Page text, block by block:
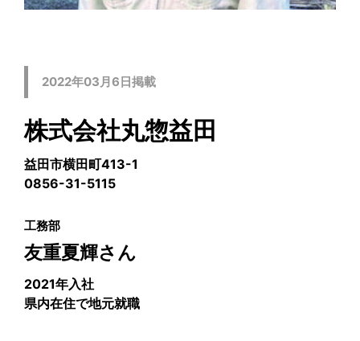
2022年03月6日掲載
株式会社丸惣益田
益田市横田町413-1
0856-31-5115
工務部
友重夏輝さん
2021年入社
県内在住で地元就職